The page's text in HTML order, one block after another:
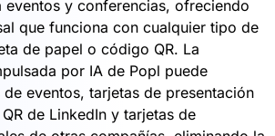
y conferencias, ofreciendo
que funciona con cualquier tipo de
de papel o código QR. La
por IA de Popl puede
de eventos, tarjetas de presentación
de LinkedIn y tarjetas de